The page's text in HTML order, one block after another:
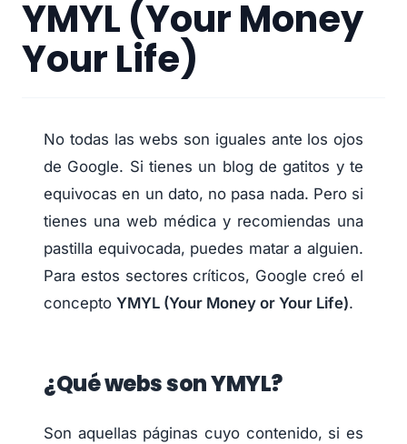
YMYL (Your Money
Your Life)
No todas las webs son iguales ante los ojos
de Google. Si tienes un blog de gatitos y te
equivocas en un dato, no pasa nada. Pero si
tienes una web médica y recomiendas una
pastilla equivocada, puedes matar a alguien.
Para estos sectores críticos, Google creó el
concepto YMYL (Your Money or Your Life).
¿Qué webs son YMYL?
Son aquellas páginas cuyo contenido, si es